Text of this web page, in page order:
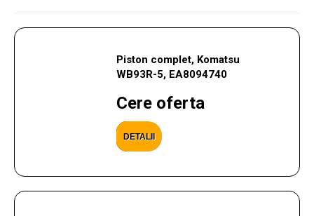
Piston complet, Komatsu
WB93R-5, EA8094740
Cere oferta
DETALII